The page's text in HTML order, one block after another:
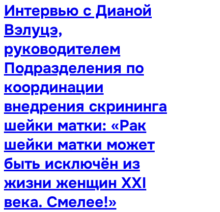
Интервью с Дианой
Вэлуцэ,
руководителем
Подразделения по
координации
внедрения скрининга
шейки матки: «Рак
шейки матки может
быть исключён из
жизни женщин XXI
века. Смелее!»